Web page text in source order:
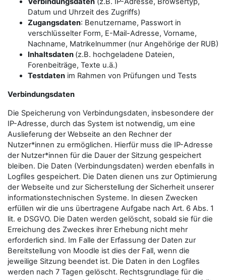
Datum und Uhrzeit des Zugriffs)
Zugangsdaten: Benutzername, Passwort in
verschlüsselter Form, E-Mail-Adresse, Vorname,
Nachname, Matrikelnummer (nur Angehörige der RUB)
Inhaltsdaten (z.B. hochgeladene Dateien,
Forenbeiträge, Texte u.ä.)
Testdaten im Rahmen von Prüfungen und Tests
Verbindungsdaten
Die Speicherung von Verbindungsdaten, insbesondere der
IP-Adresse, durch das System ist notwendig, um eine
Auslieferung der Webseite an den Rechner der
Nutzer*innen zu ermöglichen. Hierfür muss die IP-Adresse
der Nutzer*innen für die Dauer der Sitzung gespeichert
bleiben. Die Daten (Verbindungsdaten) werden ebenfalls in
Logfiles gespeichert. Die Daten dienen uns zur Optimierung
der Webseite und zur Sicherstellung der Sicherheit unserer
informationstechnischen Systeme. In diesen Zwecken
erfüllen wir die uns übertragene Aufgabe nach Art. 6 Abs. 1
lit. e DSGVO. Die Daten werden gelöscht, sobald sie für die
Erreichung des Zweckes ihrer Erhebung nicht mehr
erforderlich sind. Im Falle der Erfassung der Daten zur
Bereitstellung von Moodle ist dies der Fall, wenn die
jeweilige Sitzung beendet ist. Die Daten in den Logfiles
werden nach 7 Tagen gelöscht. Rechtsgrundlage für die